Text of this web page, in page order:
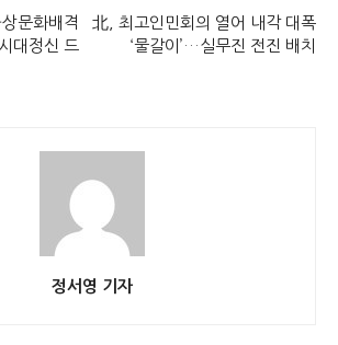
문화배격
대정신 드
北, 최고인민회의 열어 내각 대폭
‘물갈이’…실무진 전진 배치
정서영 기자